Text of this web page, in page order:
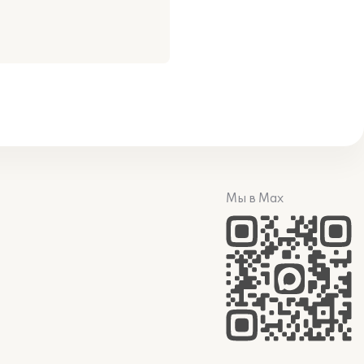
Мы в Max